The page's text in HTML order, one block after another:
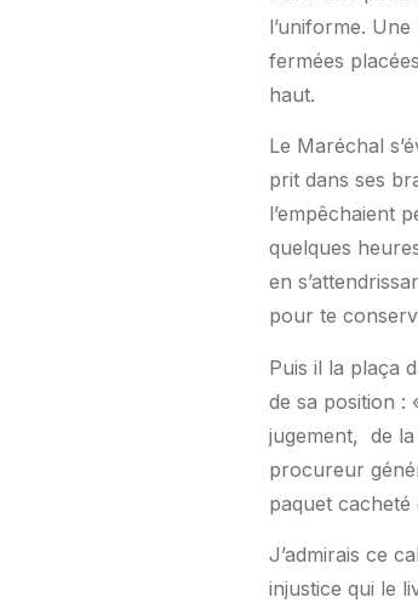
l’uniforme.
fermées
haut.
Le Maréchal
prit dans ses
l’empêchaient
quelques
en
pour te
Puis il la plaça
de sa position :
jugement, de
procureur
paquet
J’admirais ce
injustice qui le